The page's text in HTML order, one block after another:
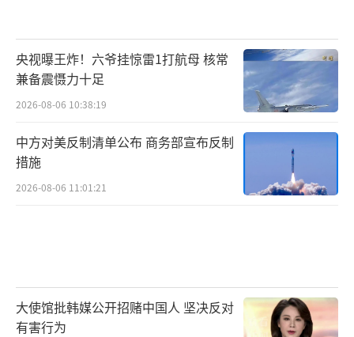
央视曝王炸！六爷挂惊雷1打航母 核常
兼备震慑力十足
2026-08-06 10:38:19
中方对美反制清单公布 商务部宣布反制
措施
2026-08-06 11:01:21
大使馆批韩媒公开招赌中国人 坚决反对
有害行为